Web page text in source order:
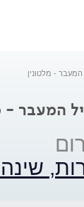
- מלטונין
המעבר -
שינה